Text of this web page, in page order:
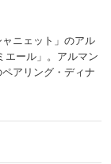
ニェット」のアル
エール」。アルマン
アリング・ディナ